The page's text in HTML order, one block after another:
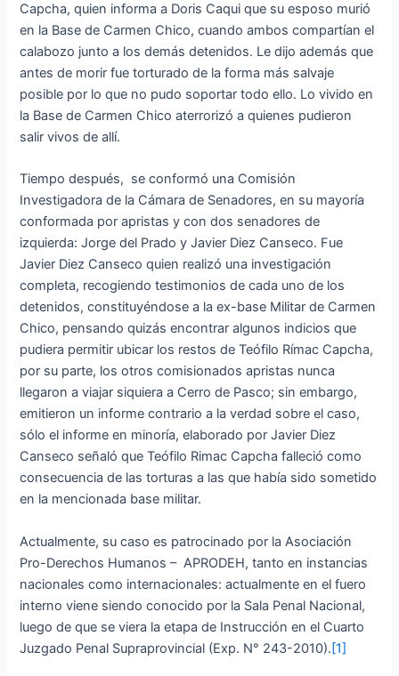
Capcha, quien informa a Doris Caqui que su esposo murió
en la Base de Carmen Chico, cuando ambos compartían el
calabozo junto a los demás detenidos. Le dijo además que
antes de morir fue torturado de la forma más salvaje
posible por lo que no pudo soportar todo ello. Lo vivido en
la Base de Carmen Chico aterrorizó a quienes pudieron
salir vivos de allí.
Tiempo después, se conformó una Comisión
Investigadora de la Cámara de Senadores, en su mayoría
conformada por apristas y con dos senadores de
izquierda: Jorge del Prado y Javier Diez Canseco. Fue
Javier Diez Canseco quien realizó una investigación
completa, recogiendo testimonios de cada uno de los
detenidos, constituyéndose a la ex-base Militar de Carmen
Chico, pensando quizás encontrar algunos indicios que
pudiera permitir ubicar los restos de Teófilo Rímac Capcha,
por su parte, los otros comisionados apristas nunca
llegaron a viajar siquiera a Cerro de Pasco; sin embargo,
emitieron un informe contrario a la verdad sobre el caso,
sólo el informe en minoría, elaborado por Javier Diez
Canseco señaló que Teófilo Rimac Capcha falleció como
consecuencia de las torturas a las que había sido sometido
en la mencionada base militar.
Actualmente, su caso es patrocinado por la Asociación
Pro-Derechos Humanos – APRODEH, tanto en instancias
nacionales como internacionales: actualmente en el fuero
interno viene siendo conocido por la Sala Penal Nacional,
luego de que se viera la etapa de Instrucción en el Cuarto
Juzgado Penal Supraprovincial (Exp. N° 243-2010). [1]